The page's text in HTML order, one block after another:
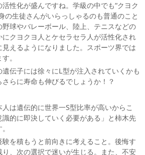
性化が盛んですね。学級の中でも“クヨク
の生徒さんがいらっしゃるのも普通のこと
球やバレーボール、陸上、テニスなどの
クヨクヨ人とケセラセラ人が活性化され
えるようになりました。スポーツ界では
。
伝子には徐々にL型が注入されていくかも
らに寿命も伸びるでしょうか！？
は遺伝的に世界一S型比率が高いからこ
的に即決していく必要がある」と柿木先
験を積もうと前向きに考えること。後悔す
、次の選択で迷いが生じる。また、不安